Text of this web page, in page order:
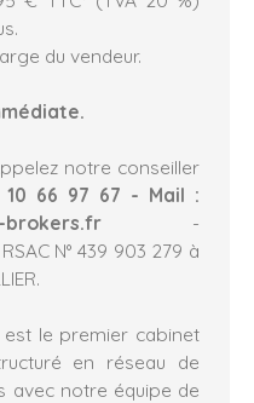
du vendeur.
notre conseiller
10 66 97 67 - Mail :
brokers.fr -
N° 439 903 279 à
est le premier cabinet
en réseau de
avec notre équipe de